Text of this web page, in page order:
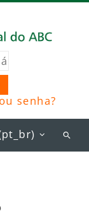
senha?